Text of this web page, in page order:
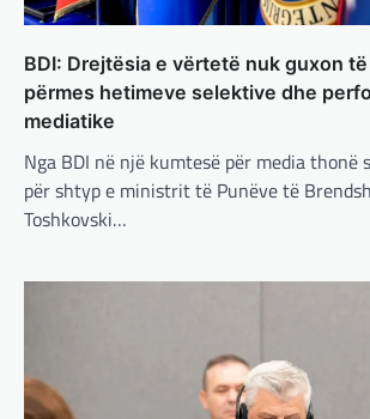
BDI: Drejtësia e vërtetë nuk guxon
përmes hetimeve selektive dhe
mediatike
Nga BDI në një kumtesë për media thonë
për shtyp e ministrit të Punëve të
Toshkovski…
adminadmin March 4,
francezët dhe britanikët kanë
plan paqeje për luftën në
MË TË FUNDIT,MISTER,
TOP
Ukrainës: Të
adminadmin
Kryeministri i Ukrainës thotë